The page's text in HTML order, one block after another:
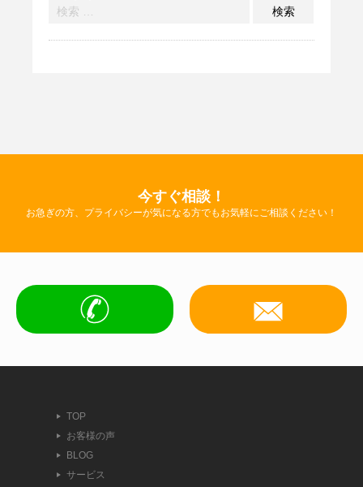
今すぐ相談！
お急ぎの方、プライバシーが気になる方でもお気軽にご相談ください！
TOP
お客様の声
BLOG
サービス